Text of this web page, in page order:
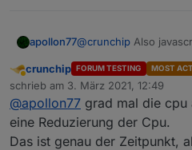
apollon77@crunchip Also
unwahrscheinlich
Abwesend
crunchip FORUM TESTING MOST
schrieb am 3. März 2021, 12:49
zuletzt editiert von
@apollon77 grad mal die cpu
eine Reduzierung der Cpu.
Das ist genau der Zeitpunkt,